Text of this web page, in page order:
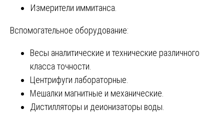
Измерители иммитанса.
Вспомогательное оборудование:
Весы аналитические и технические различного
класса точности.
Центрифуги лабораторные.
Мешалки магнитные и механические.
Дистилляторы и деионизаторы воды.